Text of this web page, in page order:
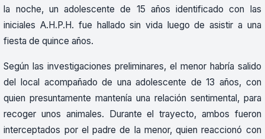
la noche, un adolescente de 15 años identificado con las
iniciales A.H.P.H. fue hallado sin vida luego de asistir a una
fiesta de quince años.
Según las investigaciones preliminares, el menor habría salido
del local acompañado de una adolescente de 13 años, con
quien presuntamente mantenía una relación sentimental, para
recoger unos animales. Durante el trayecto, ambos fueron
interceptados por el padre de la menor, quien reaccionó con